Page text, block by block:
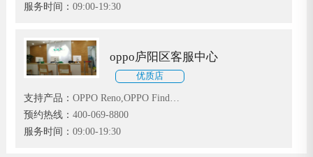
服务时间： 09:00-19:30
oppo庐阳区客服中心
优质店
支持产品： OPPO Reno,OPPO Find
X,OPPO K3,OPPO A9全系手机
预约热线： 400-069-8800
服务时间： 09:00-19:30